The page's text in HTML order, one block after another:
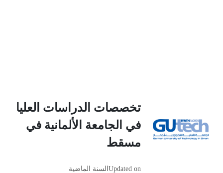
تخصصات الدراسات العليا
في الجامعة الألمانية في
مسقط
Updated on السنة الماضية